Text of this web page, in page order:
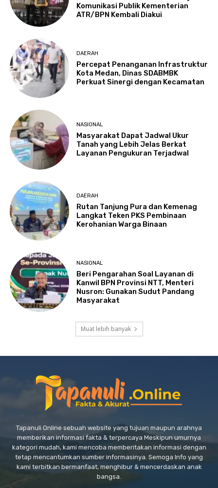
Komunikasi Publik Kementerian
ATR/BPN Kembali Diakui
DAERAH
Percepat Penanganan Infrastruktur
Kota Medan, Dinas SDABMBK
Perkuat Sinergi dengan Kecamatan
NASIONAL
Masyarakat Dapat Jadwal Ukur
Tanah yang Lebih Jelas Berkat
Layanan Pengukuran Terjadwal
DAERAH
Rutan Tanjung Pura dan Kemenag
Langkat Teken PKS Pembinaan
Kerohanian Warga Binaan
NASIONAL
Beri Pengarahan Soal Layanan di
Kanwil BPN Provinsi NTT, Menteri
Nusron: Gunakan Sudut Pandang
Masyarakat
Muat lebih banyak
Tapanuli Online sebuah website yang tujuan maupun arahnya
memberikan informasi fakta & terpercaya Meskipun umurnya
kategori mudah, kami mencoba memberitakan informasi dengan
tetap mencantumkan sumber informasinya. Semoga Info yang
kami terbitkan bermanfaat, menghibur & mencerdaskan anak
bangsa.